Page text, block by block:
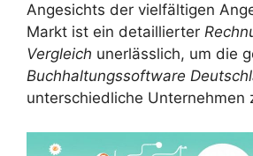
Angesichts der vielfältigen
Markt ist ein detaillierter
Vergleich unerlässlich, um die
Buchhaltungssoftware
unterschiedliche Unternehmen